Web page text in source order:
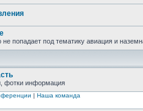
не попадает под тематику авиация и
фотки информация
| Наша команда